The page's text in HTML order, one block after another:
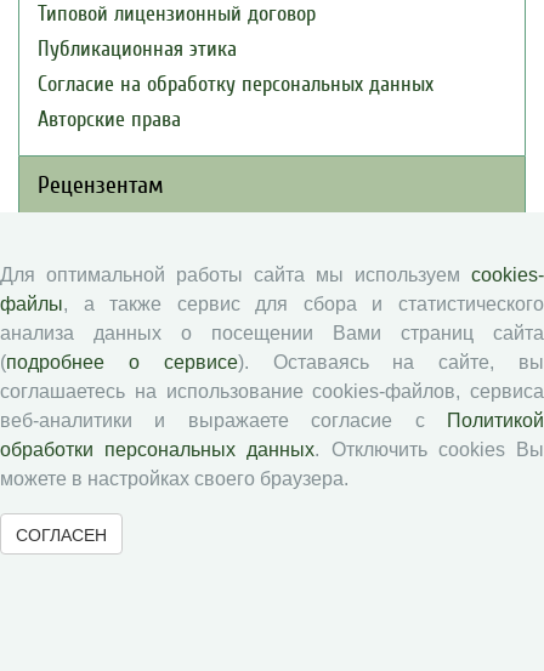
Типовой лицензионный договор
Публикационная этика
Согласие на обработку персональных данных
Авторские права
Рецензентам
Положение о рецензировании
Журналы ВолНЦ РАН
Экономические и социальные перемены
Проблемы развития территории
Вопросы территориального развития
Для оптимальной работы сайта мы используем cookies-
файлы, а также сервис для сбора и статистического
анализа данных о посещении Вами страниц сайта
(подробнее о сервисе). Оставаясь на сайте, вы
соглашаетесь на использование cookies-файлов, сервиса
веб-аналитики и выражаете согласие с
Политикой
обработки персональных данных. Отключить cookies Вы
можете в настройках своего браузера.
СОГЛАСЕН